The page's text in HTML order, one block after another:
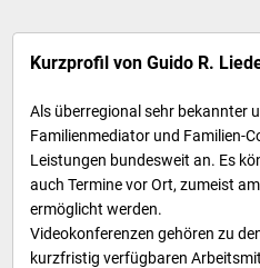
Kurzprofil von Guido R.
Als überregional sehr bekannter
Familienmediator und Familien-
Leistungen bundesweit an. Es
auch Termine vor Ort, zumeist
ermöglicht werden.
Videokonferenzen gehören zu
kurzfristig verfügbaren